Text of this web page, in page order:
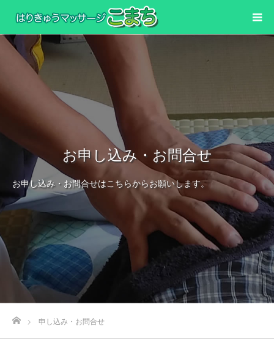
お申し込み・お問合せ
お申し込み・お問合せはこちらからお願いします。
ホーム
申し込み・お問合せ